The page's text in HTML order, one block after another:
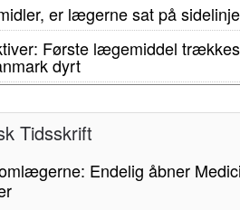
er lægerne sat på
Første lægemiddel
dyrt
Tidsskrift